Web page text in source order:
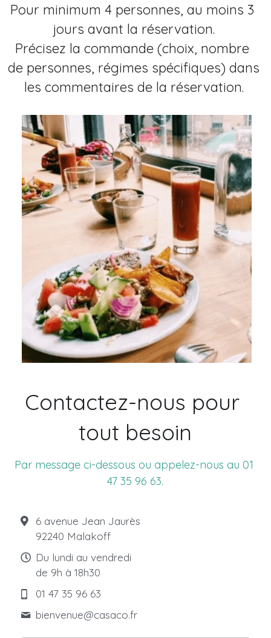
Pour minimum 4 personnes, au moins 3
jours avant la réservation.
Précisez la commande (choix, nombre
de personnes, régimes spécifiques) dans
les commentaires de la réservation.
Contactez-nous pour
tout besoin
Par message ci-dessous ou appelez-nous au 01
47 35 96 63.
6 avenue Jean Jaurès
92240 Malakoff
Du lundi au vendredi
de 9h à 18h30
01 47 35 96 63
bienvenue@casaco.fr